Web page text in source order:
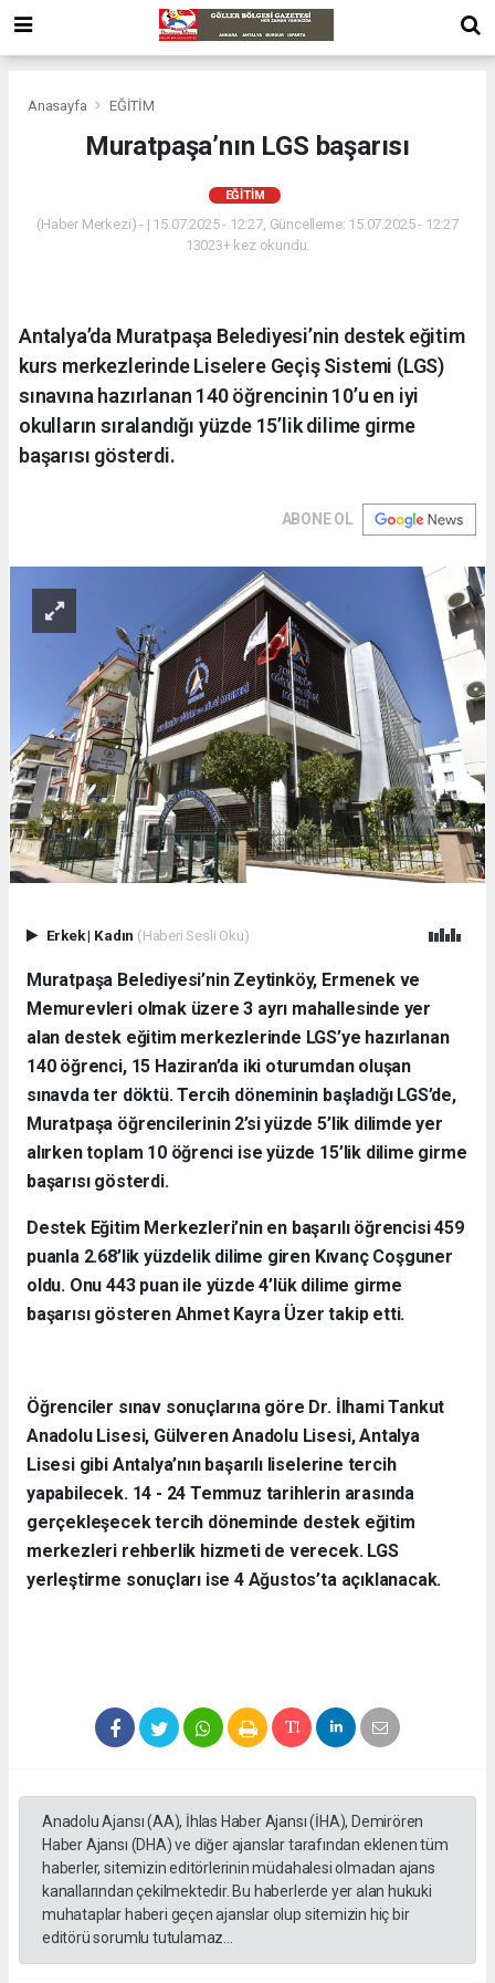
Anasayfa EĞİTİM
Muratpaşa’nın LGS başarısı
EĞİTİM
(Haber Merkezi) - | 15.07.2025 - 12:27, Güncelleme: 15.07.2025 - 12:27
13023+ kez okundu.
Antalya’da Muratpaşa Belediyesi’nin destek eğitim
kurs merkezlerinde Liselere Geçiş Sistemi (LGS)
sınavına hazırlanan 140 öğrencinin 10’u en iyi
okulların sıralandığı yüzde 15’lik dilime girme
başarısı gösterdi.
ABONE OL
Erkek| Kadın (Haberi Sesli Oku)
Muratpaşa Belediyesi’nin Zeytinköy, Ermenek ve
Memurevleri olmak üzere 3 ayrı mahallesinde yer
alan destek eğitim merkezlerinde LGS’ye hazırlanan
140 öğrenci, 15 Haziran’da iki oturumdan oluşan
sınavda ter döktü. Tercih döneminin başladığı LGS’de,
Muratpaşa öğrencilerinin 2’si yüzde 5’lik dilimde yer
alırken toplam 10 öğrenci ise yüzde 15’lik dilime girme
başarısı gösterdi.
Destek Eğitim Merkezleri’nin en başarılı öğrencisi 459
puanla 2.68’lik yüzdelik dilime giren Kıvanç Coşguner
oldu. Onu 443 puan ile yüzde 4’lük dilime girme
başarısı gösteren Ahmet Kayra Üzer takip etti.
Öğrenciler sınav sonuçlarına göre Dr. İlhami Tankut
Anadolu Lisesi, Gülveren Anadolu Lisesi, Antalya
Lisesi gibi Antalya’nın başarılı liselerine tercih
yapabilecek. 14 - 24 Temmuz tarihlerin arasında
gerçekleşecek tercih döneminde destek eğitim
merkezleri rehberlik hizmeti de verecek. LGS
yerleştirme sonuçları ise 4 Ağustos’ta açıklanacak.
Anadolu Ajansı (AA), İhlas Haber Ajansı (İHA), Demirören
Haber Ajansı (DHA) ve diğer ajanslar tarafından eklenen tüm
haberler, sitemizin editörlerinin müdahalesi olmadan ajans
kanallarından çekilmektedir. Bu haberlerde yer alan hukuki
muhataplar haberi geçen ajanslar olup sitemizin hiç bir
editörü sorumlu tutulamaz...